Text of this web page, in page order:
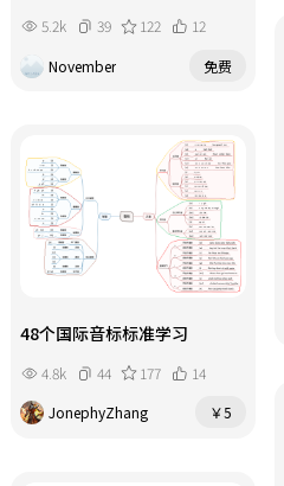
5.2k 39 122
12
November
免费
48个国际音标标准学习
4.8k 44 177
14
JonephyZhang
￥5